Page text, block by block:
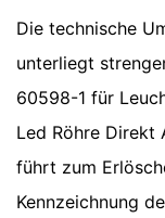
Die technische
unterliegt
60598-1 für
Led Röhre Direkt
führt zum
Kennzeichnung